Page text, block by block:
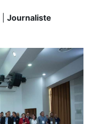
Journaliste